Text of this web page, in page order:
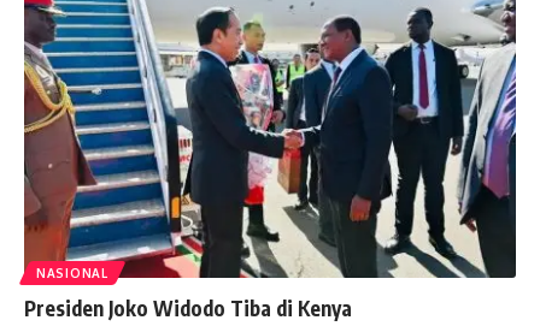
NASIONAL
Presiden Joko Widodo Tiba di Kenya